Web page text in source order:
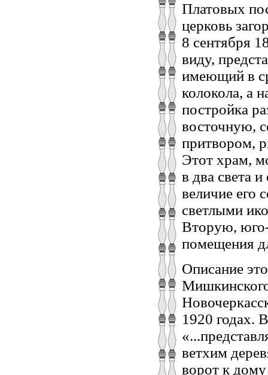
Платовых
церковь
8 сентября
виду,
имеющий в
колокола, а
постройка
восточную,
притвором,
Этот храм,
в два света
величие его
светлыми
Вторую, юго-
помещения
Описание
1920 годах.
ветхим
ворот к дому